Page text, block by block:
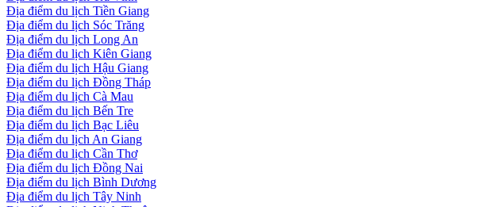
Địa điểm du lịch Tiền Giang
Địa điểm du lịch Sóc Trăng
Địa điểm du lịch Long An
Địa điểm du lịch Kiên Giang
Địa điểm du lịch Hậu Giang
Địa điểm du lịch Đồng Tháp
Địa điểm du lịch Cà Mau
Địa điểm du lịch Bến Tre
Địa điểm du lịch Bạc Liêu
Địa điểm du lịch An Giang
Địa điểm du lịch Cần Thơ
Địa điểm du lịch Đồng Nai
Địa điểm du lịch Bình Dương
Địa điểm du lịch Tây Ninh